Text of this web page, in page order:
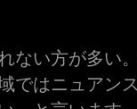
ない方が多い
ではニュアン